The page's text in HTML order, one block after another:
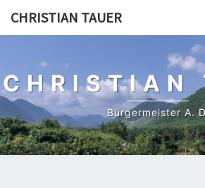
CHRISTIAN TAUER
CHRISTIAN
Bürgermeister A.